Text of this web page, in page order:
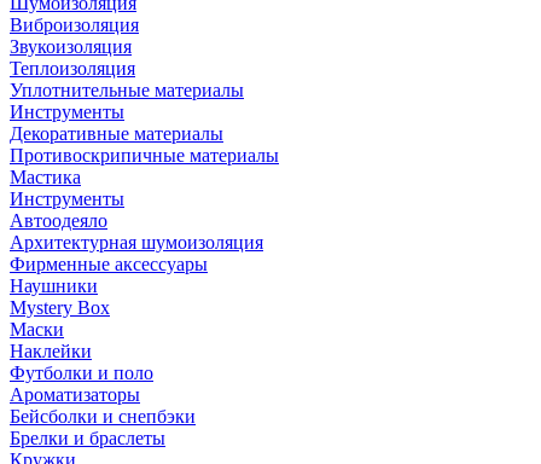
Виброизоляция
Звукоизоляция
Теплоизоляция
Уплотнительные материалы
Инструменты
Декоративные материалы
Противоскрипичные материалы
Мастика
Инструменты
Автоодеяло
Архитектурная шумоизоляция
Фирменные аксессуары
Наушники
Mystery Box
Маски
Наклейки
Футболки и поло
Ароматизаторы
Бейсболки и снепбэки
Брелки и браслеты
Кружки